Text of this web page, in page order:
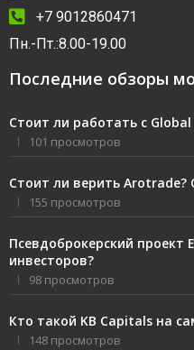
+7 9012860471
Пн.-Пт.:8.00-19.00
Последние обзоры
Стоит ли работать с
101 просмотров
Стоит ли верить Arotrade?
155 просмотров
Псевдоброкерский проект
инвесторов?
98 просмотров
Кто такой KB Capitals на
148 просмотров